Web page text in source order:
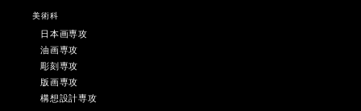
美術科
日本画専攻
油画専攻
彫刻専攻
版画専攻
構想設計専攻